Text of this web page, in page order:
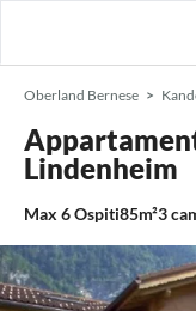
Oberland Bernese
Lindenheim
Max 6Ospiti85m²3